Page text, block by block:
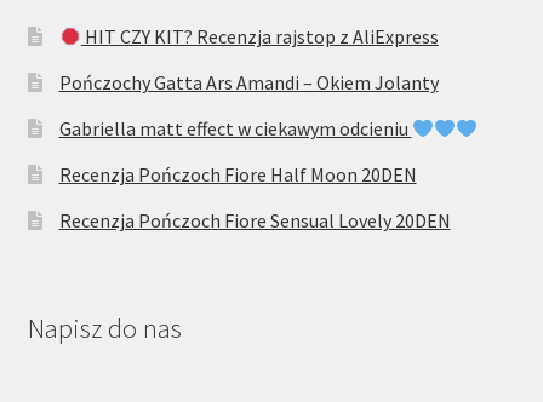
HIT CZY KIT? Recenzja rajstop z AliExpress
Pończochy Gatta Ars Amandi – Okiem Jolanty
Gabriella matt effect w ciekawym odcieniu
Recenzja Pończoch Fiore Half Moon 20DEN
Recenzja Pończoch Fiore Sensual Lovely 20DEN
Napisz do nas